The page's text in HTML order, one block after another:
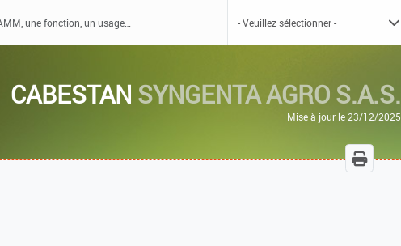
CABESTAN SYNGENTA AGRO S.A.S.
Mise à jour le 23/12/2025